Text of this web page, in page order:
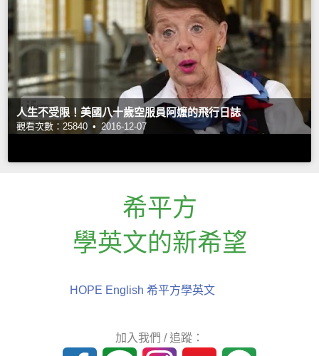
人生不受限！美國八十歲空服員阿嬤的飛行日誌
觀看次數：25840 • 2016-12-07
希平方
學英文的新希望
HOPE English 希平方學英文
加入我們 / 追蹤：